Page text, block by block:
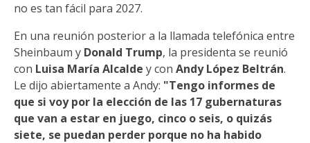
no es tan fácil para 2027.
En una reunión posterior a la llamada telefónica entre
Sheinbaum y Donald Trump, la presidenta se reunió
con Luisa María Alcalde y con Andy López Beltrán.
Le dijo abiertamente a Andy: "Tengo informes de
que si voy por la elección de las 17 gubernaturas
que van a estar en juego, cinco o seis, o quizás
siete, se puedan perder porque no ha habido